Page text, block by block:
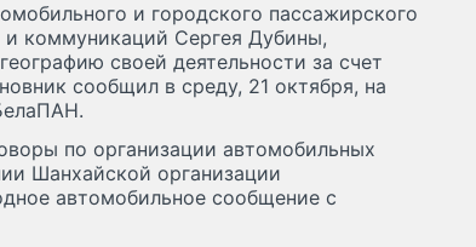
и городского пассажирского
и коммуникаций Сергея Дубины,
своей деятельности за счет
сообщил в среду, 21 октября, на
по организации автомобильных
Шанхайской организации
автомобильное сообщение с